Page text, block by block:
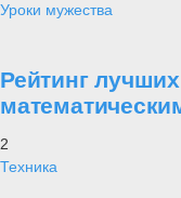
Уроки мужества
Рейтинг
2
Техника